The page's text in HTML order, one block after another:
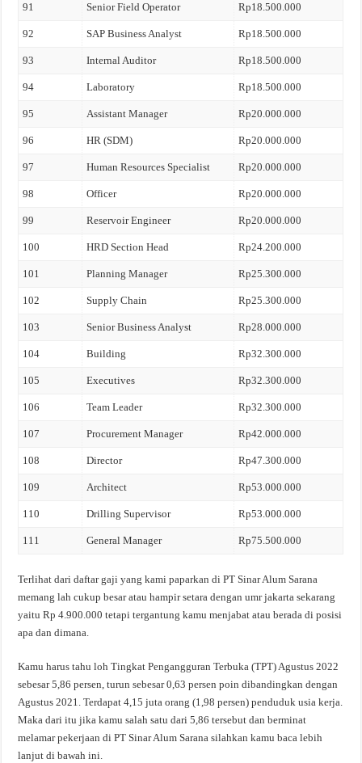
91 Senior Field Operator Rp18.500.000
92 SAP Business Analyst Rp18.500.000
93 Internal Auditor Rp18.500.000
94 Laboratory Rp18.500.000
95 Assistant Manager Rp20.000.000
96 HR (SDM) Rp20.000.000
97 Human Resources Specialist Rp20.000.000
98 Officer Rp20.000.000
99 Reservoir Engineer Rp20.000.000
100 HRD Section Head Rp24.200.000
101 Planning Manager Rp25.300.000
102 Supply Chain Rp25.300.000
103 Senior Business Analyst Rp28.000.000
104 Building Rp32.300.000
105 Executives Rp32.300.000
106 Team Leader Rp32.300.000
107 Procurement Manager Rp42.000.000
108 Director Rp47.300.000
109 Architect Rp53.000.000
110 Drilling Supervisor Rp53.000.000
111 General Manager Rp75.500.000
Terlihat dari daftar gaji yang kami paparkan di PT Sinar Alum Sarana
memang lah cukup besar atau hampir setara dengan umr jakarta sekarang
yaitu Rp 4.900.000 tetapi tergantung kamu menjabat atau berada di posisi
apa dan dimana.
Kamu harus tahu loh Tingkat Pengangguran Terbuka (TPT) Agustus 2022
sebesar 5,86 persen, turun sebesar 0,63 persen poin dibandingkan dengan
Agustus 2021. Terdapat 4,15 juta orang (1,98 persen) penduduk usia kerja.
Maka dari itu jika kamu salah satu dari 5,86 tersebut dan berminat
melamar pekerjaan di PT Sinar Alum Sarana silahkan kamu baca lebih
lanjut di bawah ini.